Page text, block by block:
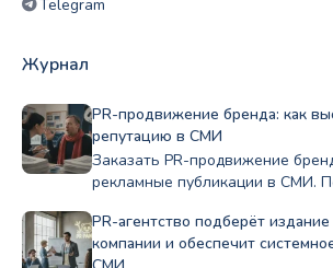
Telegram
Журнал
PR-продвижение бренда: как
репутацию в СМИ
Заказать PR-продвижение
рекламные публикации в СМИ.
репутацию Полный цикл в
PR-агентство подберёт
компании и обеспечит